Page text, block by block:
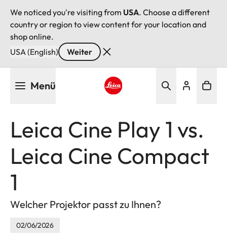
We noticed you're visiting from USA. Choose a different
country or region to view content for your location and
shop online.
USA (English)
Weiter
Menü
Leica Cine Play 1 vs.
Leica Cine Compact
1
Welcher Projektor passt zu Ihnen?
02/06/2026